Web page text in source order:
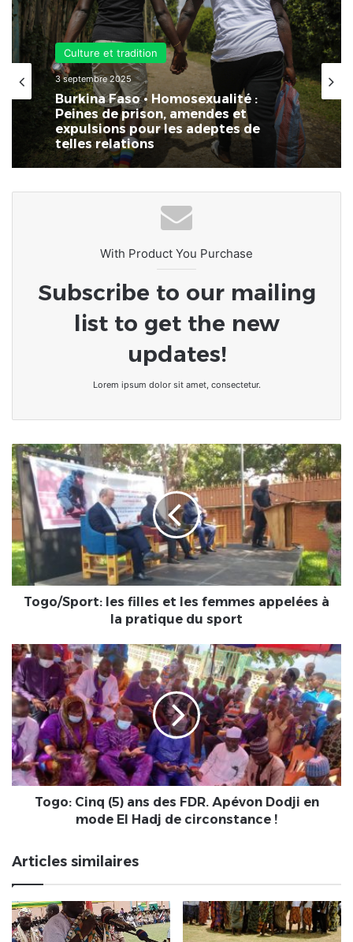
Culture et tradition
3 septembre 2025
Burkina Faso • Homosexualité :
Peines de prison, amendes et
expulsions pour les adeptes de
telles relations
With Product You Purchase
Subscribe to our mailing
list to get the new
updates!
Lorem ipsum dolor sit amet, consectetur.
Togo/Sport:
les
filles
et
les
femmes
appelées
à
la
pratique
Togo/Sport: les filles et les femmes appelées à
la pratique du sport
Togo:
Cinq
(5)
ans
des
FDR.
Apévon
Dodji
en
circonstance
!
Togo: Cinq (5) ans des FDR. Apévon Dodji en
mode El Hadj de circonstance !
Articles similaires